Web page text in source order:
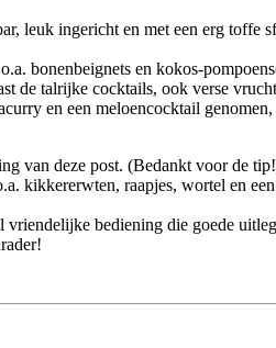
leuk ingericht en met een erg
bonenbeignets en kokos-
de talrijke cocktails, ook verse
en een meloencocktail
van deze post. (Bedankt voor de
kikkererwten, raapjes, wortel en
bediening die goede